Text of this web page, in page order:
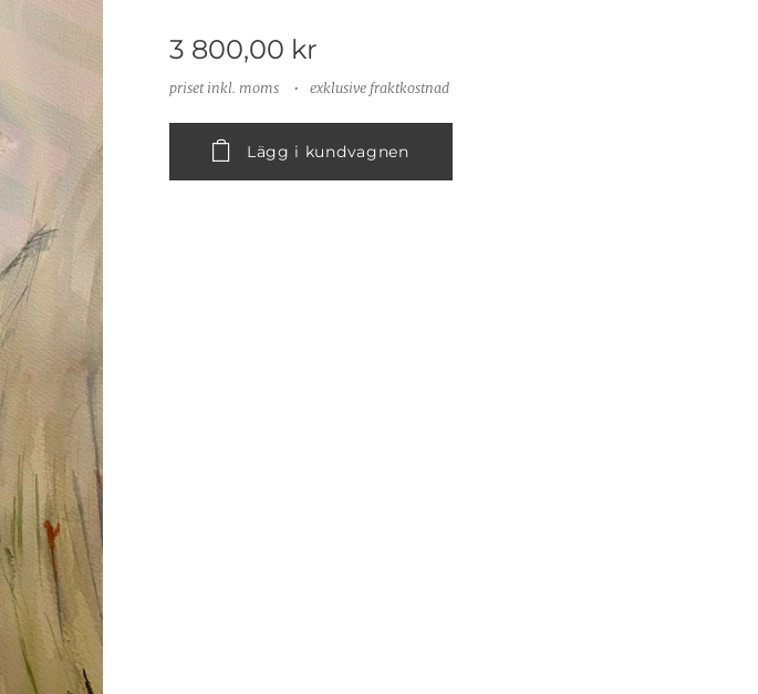
3 800,00 kr
priset inkl. moms exklusive fraktkostnad
Lägg i kundvagnen